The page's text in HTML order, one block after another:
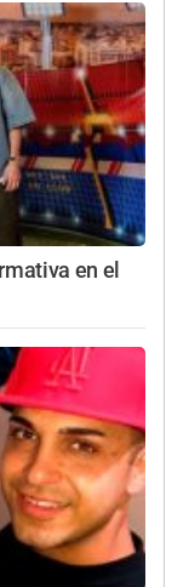
en el